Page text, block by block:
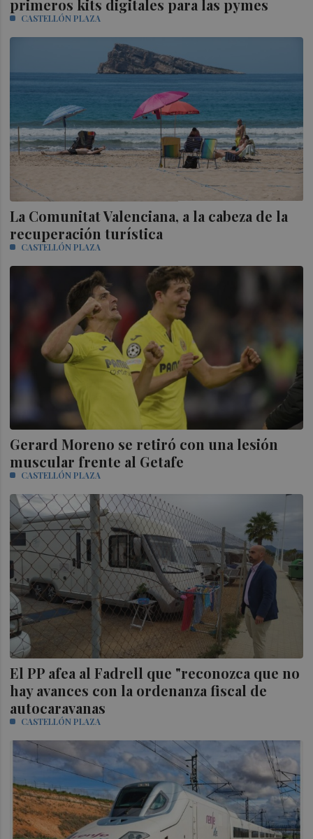
primeros kits digitales para las pymes
CASTELLÓN PLAZA
La Comunitat Valenciana, a la cabeza de la
recuperación turística
CASTELLÓN PLAZA
Gerard Moreno se retiró con una lesión
muscular frente al Getafe
CASTELLÓN PLAZA
El PP afea al Fadrell que "reconozca que no
hay avances con la ordenanza fiscal de
autocaravanas
CASTELLÓN PLAZA